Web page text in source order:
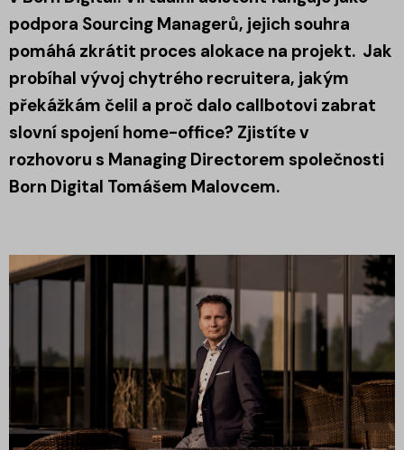
podpora Sourcing Managerů, jejich souhra
pomáhá zkrátit proces alokace na projekt. Jak
probíhal vývoj chytrého recruitera, jakým
překážkám čelil a proč dalo callbotovi zabrat
slovní spojení home-office? Zjistíte v
rozhovoru s Managing Directorem společnosti
Born Digital Tomášem Malovcem.